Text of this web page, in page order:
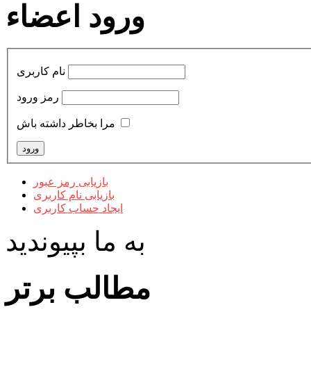
ورود اعضاء
نام کاربری
رمز ورود
مرا بخاطر داشته باش
بازیابی رمز عبور
بازیابی نام کاربری
ایجاد حساب کاربری
به ما بپیوندید
مطالب برتر